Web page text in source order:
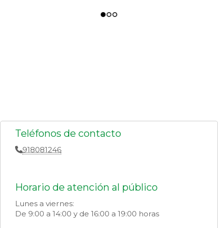
Teléfonos de contacto
918081246
Horario de atención al público
Lunes a viernes:
De 9:00 a 14:00 y de 16:00 a 19:00 horas